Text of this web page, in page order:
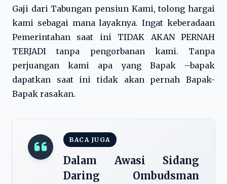
Gaji dari Tabungan pensiun Kami, tolong hargai
kami sebagai mana layaknya. Ingat keberadaan
Pemerintahan saat ini TIDAK AKAN PERNAH
TERJADI tanpa pengorbanan kami. Tanpa
perjuangan kami apa yang Bapak –bapak
dapatkan saat ini tidak akan pernah Bapak-
Bapak rasakan.
BACA JUGA
Dalam Awasi Sidang
Daring Ombudsman